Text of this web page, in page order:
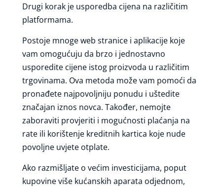
Drugi korak je usporedba cijena na različitim
platformama.
Postoje mnoge web stranice i aplikacije koje
vam omogućuju da brzo i jednostavno
usporedite cijene istog proizvoda u različitim
trgovinama. Ova metoda može vam pomoći da
pronađete najpovoljniju ponudu i uštedite
značajan iznos novca. Također, nemojte
zaboraviti provjeriti i mogućnosti plaćanja na
rate ili korištenje kreditnih kartica koje nude
povoljne uvjete otplate.
Ako razmišljate o većim investicijama, poput
kupovine više kućanskih aparata odjednom,